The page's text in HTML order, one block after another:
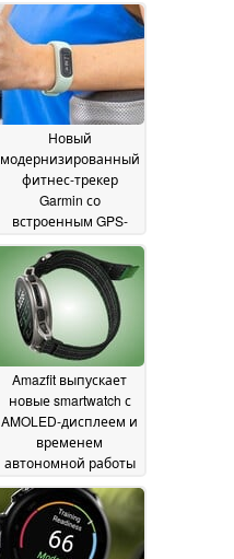
Новый
модернизированный
фитнес-трекер
Garmin со
встроенным GPS-
14 May 2026
Amazfit выпускает
новые smartwatch с
AMOLED-дисплеем и
временем
автономной работы
13 May 2026